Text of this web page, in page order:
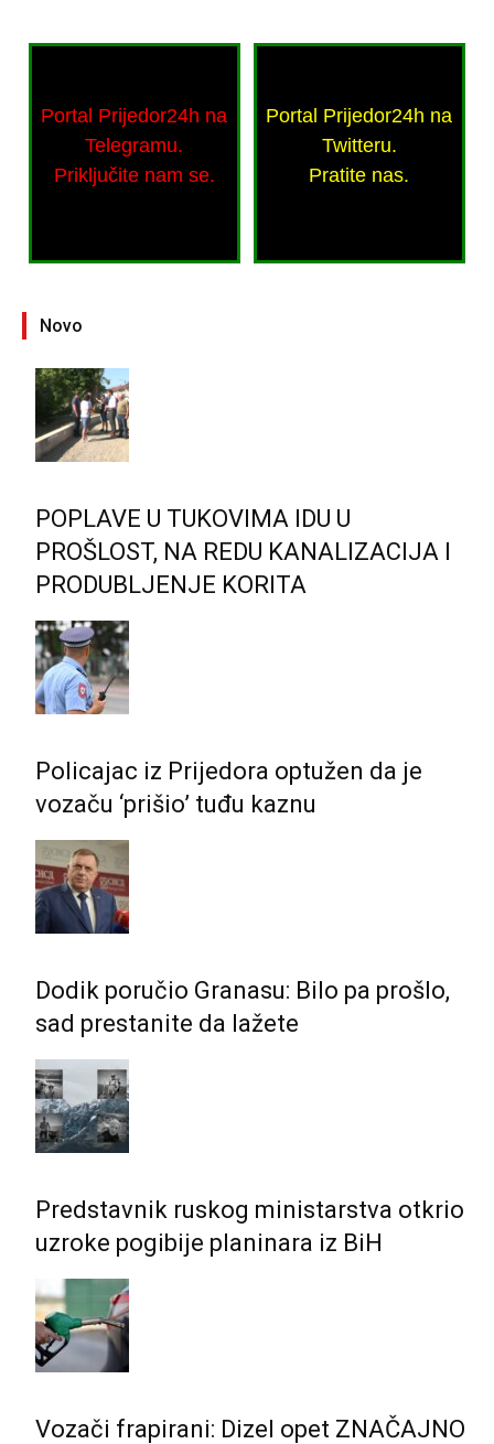
Portal Prijedor24h na
Telegramu.
Priključite nam se.
Portal Prijedor24h na
Twitteru.
Pratite nas.
Novo
POPLAVE U TUKOVIMA IDU U
PROŠLOST, NA REDU KANALIZACIJA I
PRODUBLJENJE KORITA
Policajac iz Prijedora optužen da je
vozaču ‘prišio’ tuđu kaznu
Dodik poručio Granasu: Bilo pa prošlo,
sad prestanite da lažete
Predstavnik ruskog ministarstva otkrio
uzroke pogibije planinara iz BiH
Vozači frapirani: Dizel opet ZNAČAJNO